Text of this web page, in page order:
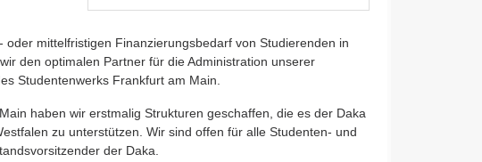
oder mittelfristigen Finanzierungsbedarf von Studierenden in
den optimalen Partner für die Administration unserer
Studentenwerks Frankfurt am Main.
haben wir erstmalig Strukturen geschaffen, die es der Daka
zu unterstützen. Wir sind offen für alle Studenten- und
der Daka.